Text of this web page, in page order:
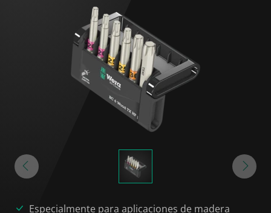
Especialmente para aplicaciones de madera